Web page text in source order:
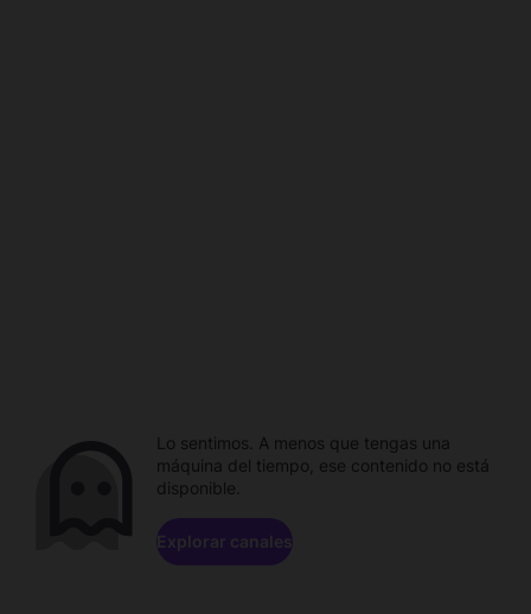
Lo sentimos. A menos que tengas una
máquina del tiempo, ese contenido no está
disponible.
Explorar canales